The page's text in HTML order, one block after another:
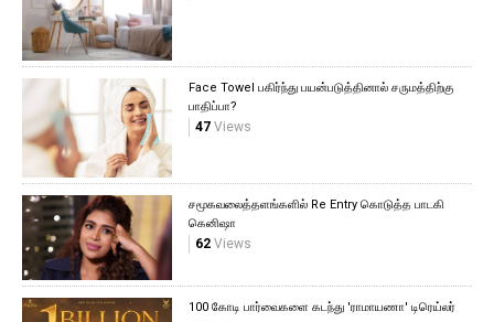
Face Towel பகிர்ந்து பயன்படுத்தினால் சருமத்திற்கு
பாதிப்பா?
47Views
சமூகவலைத்தளங்களில் Re Entry கொடுத்த பாடகி
கெனிஷா
62Views
100 கோடி பார்வைகளை கடந்து 'ராமாயணா' டிரெய்லர்